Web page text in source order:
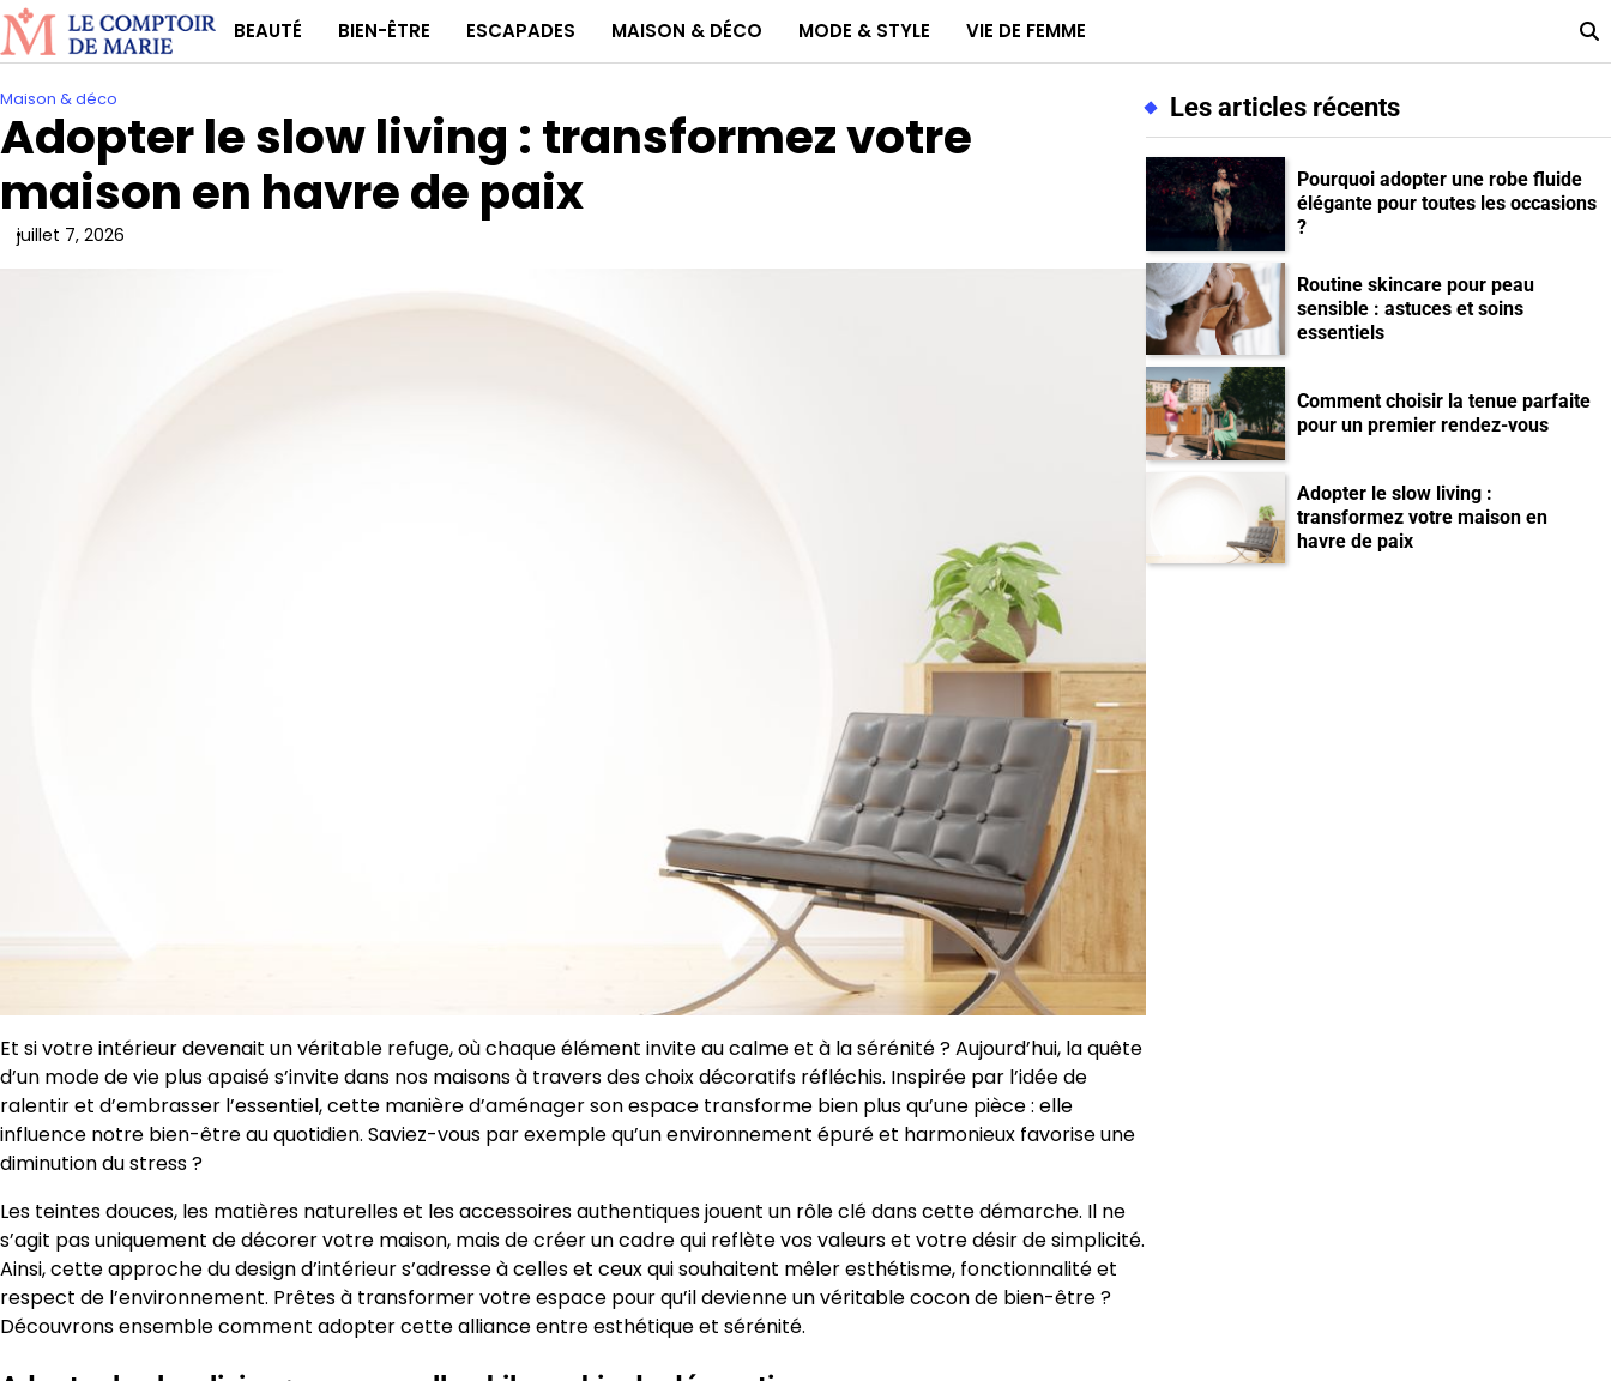
Skip
to
content
BEAUTÉ BIEN-ÊTRE ESCAPADES MAISON & DÉCO MODE & STYLE VIE DE FEMME
Maison & déco
Adopter le slow living : transformez votre
maison en havre de paix
juillet 7, 2026
Et si votre intérieur devenait un véritable refuge, où chaque élément invite au calme et à la sérénité ? Aujourd’hui, la quête
d’un mode de vie plus apaisé s’invite dans nos maisons à travers des choix décoratifs réfléchis. Inspirée par l’idée de
ralentir et d’embrasser l’essentiel, cette manière d’aménager son espace transforme bien plus qu’une pièce : elle
influence notre bien-être au quotidien. Saviez-vous par exemple qu’un environnement épuré et harmonieux favorise une
diminution du stress ?
Les teintes douces, les matières naturelles et les accessoires authentiques jouent un rôle clé dans cette démarche. Il ne
s’agit pas uniquement de décorer votre maison, mais de créer un cadre qui reflète vos valeurs et votre désir de simplicité.
Ainsi, cette approche du design d’intérieur s’adresse à celles et ceux qui souhaitent mêler esthétisme, fonctionnalité et
respect de l’environnement. Prêtes à transformer votre espace pour qu’il devienne un véritable cocon de bien-être ?
Découvrons ensemble comment adopter cette alliance entre esthétique et sérénité.
Les articles récents
Pourquoi adopter une robe fluide
élégante pour toutes les occasions
?
Routine skincare pour peau
sensible : astuces et soins
essentiels
Comment choisir la tenue parfaite
pour un premier rendez-vous
Adopter le slow living :
transformez votre maison en
havre de paix